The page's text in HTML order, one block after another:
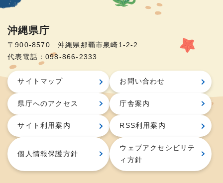
沖縄県庁
〒900-8570 沖縄県那覇市泉崎1-2-2
代表電話：098-866-2333
サイトマップ お問い合わせ
県庁へのアクセス 庁舎案内
サイト利用案内 RSS利用案内
個人情報保護方針
ウェブアクセシビリテ
ィ方針